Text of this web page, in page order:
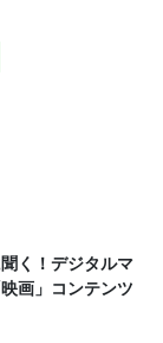
く！デジタルマ
画」コンテンツ